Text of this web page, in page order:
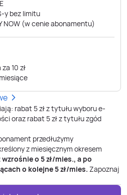
y bez limitu
NOW (w cenie abonamentu)
10 zł
rabat 5 zł z tytułu wyboru e-
oraz rabat 5 zł z tytułu zgód
przedłużymy
z miesięcznym okresem
o 5zł/mies., a po
o kolejne5zł/mies. Zapoznaj